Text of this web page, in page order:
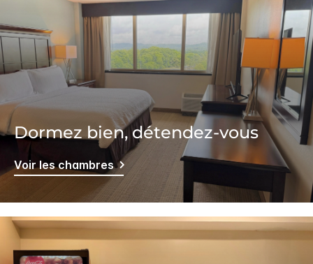
Dormez bien, détendez-vous
Voir les chambres